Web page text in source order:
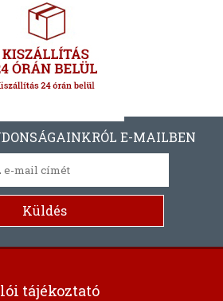
E-MAILBEN
tájékoztató